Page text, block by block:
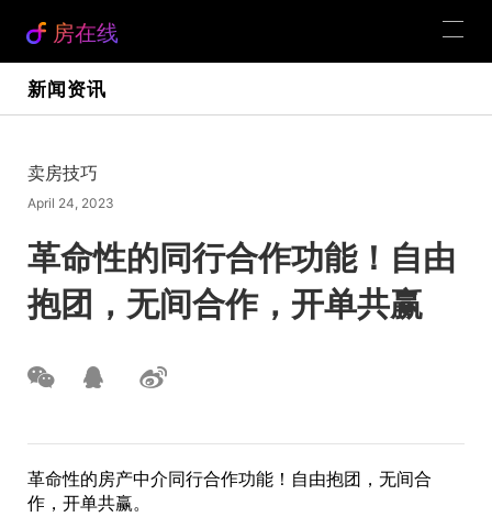
房在线
新闻资讯
卖房技巧
April 24, 2023
革命性的同行合作功能！自由
抱团，无间合作，开单共赢
革命性的房产中介同行合作功能！自由抱团，无间合
作，开单共赢。